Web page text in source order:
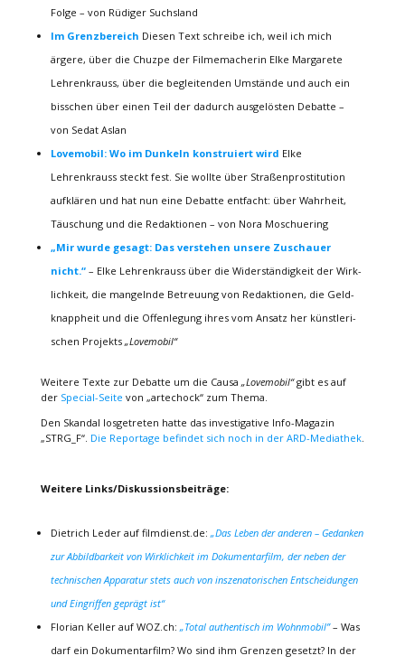
Folge – von Rüdiger Suchsland
Im Grenzbereich Diesen Text schreibe ich, weil ich mich
ärgere, über die Chuzpe der Filmemacherin Elke Margarete
Lehrenkrauss, über die begleitenden Umstände und auch ein
bisschen über einen Teil der dadurch ausgelösten Debatte –
von Sedat Aslan
Lovemobil: Wo im Dunkeln konstruiert wird Elke
Lehrenkrauss steckt fest. Sie wollte über Straßenprostitution
aufklären und hat nun eine Debatte entfacht: über Wahrheit,
Täuschung und die Redaktionen – von Nora Moschuering
„Mir wurde gesagt: Das verstehen unsere Zuschauer
nicht.“– Elke Lehren­krauss über die Wider­stän­dig­keit der Wirk­
lich­keit, die mangelnde Betreuung von Redak­tionen, die Geld­
knapp­heit und die Offen­le­gung ihres vom Ansatz her künst­le­ri­
schen Projekts „Lovemobil“
Weitere Texte zur Debatte um die Causa „Lovemobil“gibt es auf
der Special-Seite von „artechock“ zum Thema.
Den Skandal losgetreten hatte das investigative Info-Magazin
„STRG_F“. Die Reportage befindet sich noch in der ARD-Mediathek.
Weitere Links/Diskussionsbeiträge:
Dietrich Leder auf filmdienst.de: „Das Leben der anderen – Gedanken
zur Abbildbarkeit von Wirklichkeit im Dokumentarfilm, der neben der
technischen Apparatur stets auch von inszenatorischen Entscheidungen
und Eingriffen geprägt ist“
Florian Keller auf WOZ.ch: „Total authentisch im Wohnmobil”– Was
darf ein Dokumentarfilm? Wo sind ihm Grenzen gesetzt? In der